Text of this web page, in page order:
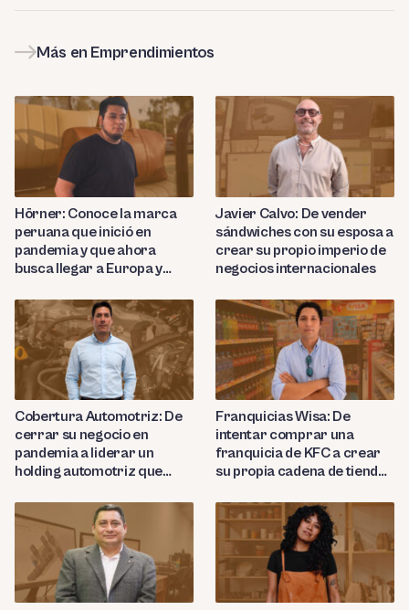
Más en Emprendimientos
Hörner: Conoce la marca
peruana que inició en
pandemia y que ahora
busca llegar a Europa y
productos de cuero de lujo
Javier Calvo: De vender
sándwiches con su esposa a
crear su propio imperio de
negocios internacionales
Cobertura Automotriz: De
cerrar su negocio en
pandemia a liderar un
holding automotriz que
en Perú
Franquicias Wisa: De
intentar comprar una
franquicia de KFC a crear
su propia cadena de tiendas
Huancayo